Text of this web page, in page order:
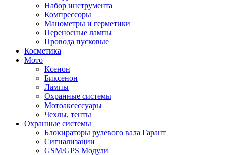
Набор инструмента
Компрессоры
Манометры и герметики
Переносные лампы
Провода пусковые
Косметика
Мото
Ксенон
Биксенон
Лампы
Охранные системы
Мотоаксессуары
Чехлы, тенты
Охранные системы
Блокираторы рулевого вала Гарант
Сигнализации
GSM/GPS Модули